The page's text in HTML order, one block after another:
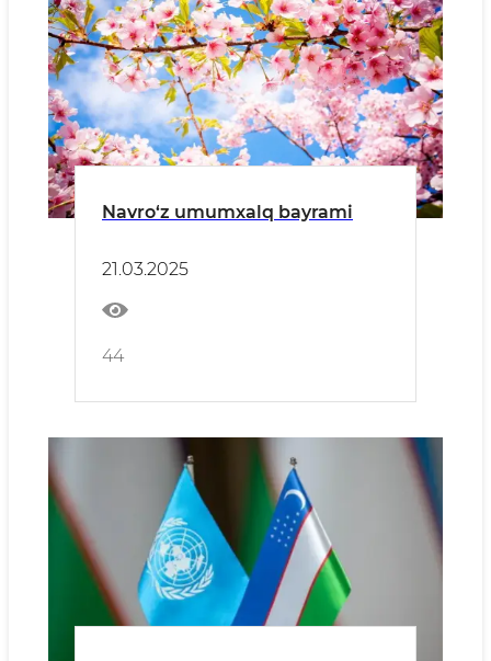
Navro‘z umumxalq bayrami
21.03.2025
44